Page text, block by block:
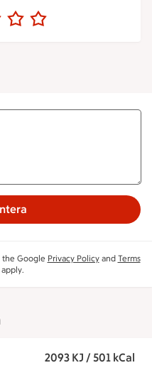
the Google Privacy Policyand Terms
apply.
2093 KJ / 501 kCal